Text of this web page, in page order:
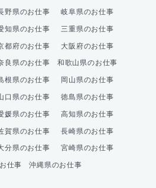
野県のお仕事 岐阜県のお仕事
知県のお仕事 三重県のお仕事
都府のお仕事 大阪府のお仕事
良県のお仕事 和歌山県のお仕事
根県のお仕事 岡山県のお仕事
口県のお仕事 徳島県のお仕事
媛県のお仕事 高知県のお仕事
賀県のお仕事 長崎県のお仕事
分県のお仕事 宮崎県のお仕事
仕事 沖縄県のお仕事